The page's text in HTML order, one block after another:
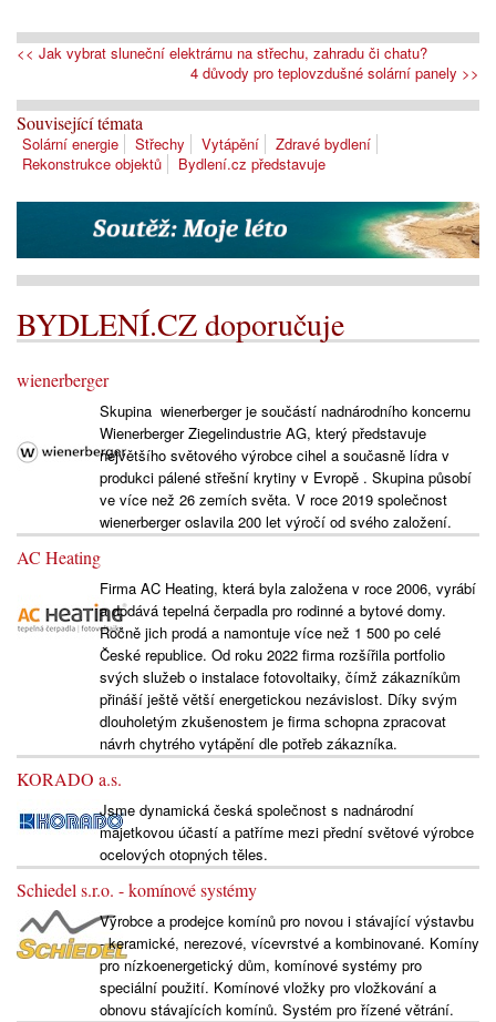
<< Jak vybrat sluneční elektrárnu na střechu, zahradu či chatu?
4 důvody pro teplovzdušné solární panely >>
Související témata
Solární energie Střechy Vytápění
Zdravé bydlení
Rekonstrukce objektů
Bydlení.cz představuje
BYDLENÍ.CZ doporučuje
wienerberger
Skupina wienerberger je součástí nadnárodního koncernu
Wienerberger Ziegelindustrie AG, který představuje
největšího světového výrobce cihel a současně lídra v
produkci pálené střešní krytiny v Evropě . Skupina působí
ve více než 26 zemích světa. V roce 2019 společnost
wienerberger oslavila 200 let výročí od svého založení.
AC Heating
Firma AC Heating, která byla založena v roce 2006, vyrábí
a dodává tepelná čerpadla pro rodinné a bytové domy.
Ročně jich prodá a namontuje více než 1 500 po celé
České republice. Od roku 2022 firma rozšířila portfolio
svých služeb o instalace fotovoltaiky, čímž zákazníkům
přináší ještě větší energetickou nezávislost. Díky svým
dlouholetým zkušenostem je firma schopna zpracovat
návrh chytrého vytápění dle potřeb zákazníka.
KORADO a.s.
Jsme dynamická česká společnost s nadnárodní
majetkovou účastí a patříme mezi přední světové výrobce
ocelových otopných těles.
Schiedel s.r.o. - komínové systémy
Výrobce a prodejce komínů pro novou i stávající výstavbu
- keramické, nerezové, vícevrstvé a kombinované. Komíny
pro nízkoenergetický dům, komínové systémy pro
speciální použití. Komínové vložky pro vložkování a
obnovu stávajících komínů. Systém pro řízené větrání.